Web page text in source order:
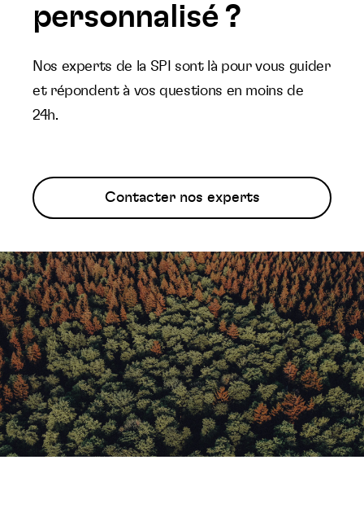
personnalisé ?
Nos experts de la SPI sont là pour vous guider
et répondent à vos questions en moins de
24h.
Contacter nos experts